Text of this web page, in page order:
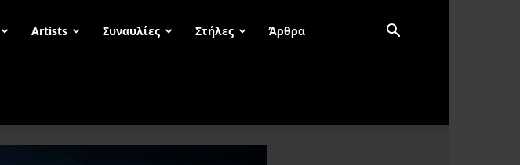
Artists Συναυλίες Στήλες Άρθρα